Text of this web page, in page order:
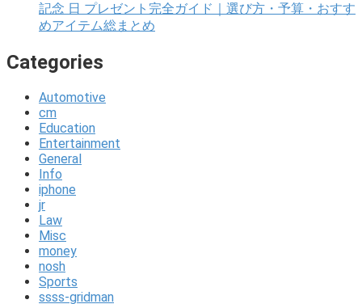
記念 日 プレゼント完全ガイド｜選び方・予算・おすす
めアイテム総まとめ
Categories
Automotive
cm
Education
Entertainment
General
Info
iphone
jr
Law
Misc
money
nosh
Sports
ssss-gridman